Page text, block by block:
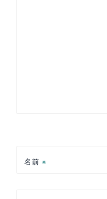
名前 ※